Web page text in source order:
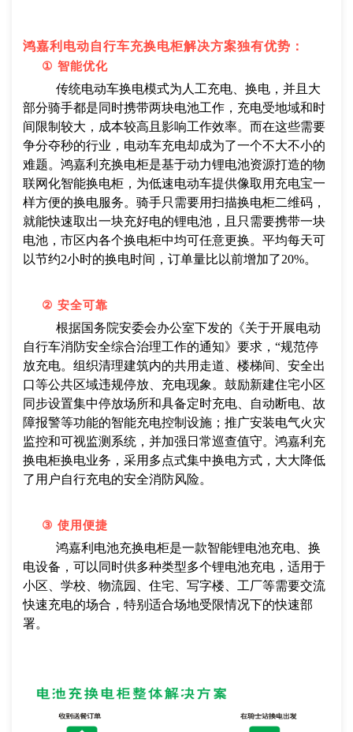
鸿嘉利电动自行车充换电柜解决方案独有优势：
① 智能优化
传统电动车换电模式为人工充电、换电，并且大
部分骑手都是同时携带两块电池工作，充电受地域和时
间限制较大，成本较高且影响工作效率。而在这些需要
争分夺秒的行业，电动车充电却成为了一个不大不小的
难题。鸿嘉利充换电柜是基于动力锂电池资源打造的物
联网化智能换电柜，为低速电动车提供像取用充电宝一
样方便的换电服务。骑手只需要用扫描换电柜二维码，
就能快速取出一块充好电的锂电池，且只需要携带一块
电池，市区内各个换电柜中均可任意更换。平均每天可
以节约2小时的换电时间，订单量比以前增加了20%。
② 安全可靠
根据国务院安委会办公室下发的《关于开展电动
自行车消防安全综合治理工作的通知》要求，“规范停
放充电。组织清理建筑内的共用走道、楼梯间、安全出
口等公共区域违规停放、充电现象。鼓励新建住宅小区
同步设置集中停放场所和具备定时充电、自动断电、故
障报警等功能的智能充电控制设施；推广安装电气火灾
监控和可视监测系统，并加强日常巡查值守。鸿嘉利充
换电柜换电业务，采用多点式集中换电方式，大大降低
了用户自行充电的安全消防风险。
③ 使用便捷
鸿嘉利电池充换电柜是一款智能锂电池充电、换
电设备，可以同时供多种类型多个锂电池充电，适用于
小区、学校、物流园、住宅、写字楼、工厂等需要交流
快速充电的场合，特别适合场地受限情况下的快速部
署。